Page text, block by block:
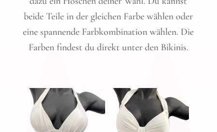
beide Teile in der gleichen Farbe wählen oder
eine spannende Farbkombination wählen. Die
Farben findest du direkt unter den Bikinis.